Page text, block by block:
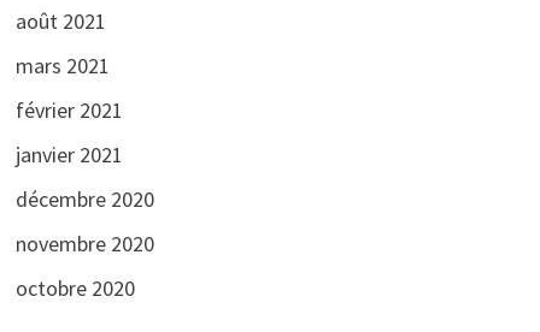
août 2021
mars 2021
février 2021
janvier 2021
décembre 2020
novembre 2020
octobre 2020